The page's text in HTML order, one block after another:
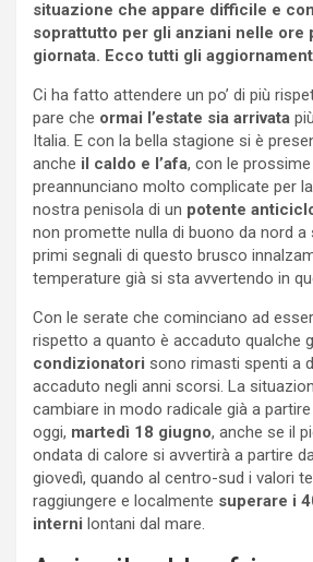
situazione che appare difficile e
soprattutto per gli anziani nelle ore
giornata. Ecco tutti gli
Ci ha fatto attendere un po’ di più
pare che ormai l’estate sia arrivata
Italia. E con la bella stagione si è
anche il caldo e l’afa, con le
preannunciano molto complicate per
nostra penisola di un potente
non promette nulla di buono da nord a
primi segnali di questo brusco
temperature già si sta avvertendo in
Con le serate che cominciano ad
rispetto a quanto è accaduto qualche
condizionatori sono rimasti spenti a
accaduto negli anni scorsi. La
cambiare in modo radicale già a
oggi, martedì 18 giugno, anche se il
ondata di calore si avvertirà a partire
giovedì, quando al centro-sud i valori
raggiungere e localmente superare i
interni lontani dal mare.